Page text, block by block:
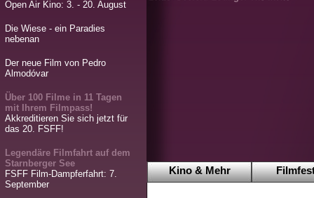
Open Air Kino: 3. - 20. August
Die Wiese - ein Paradies
nebenan
Der neue Film von Pedro
Almodóvar
Über 100 Filme in 11 Tagen
mit Ihrem Filmpass!
Akkreditieren Sie sich jetzt für
das 20. FSFF!
Legendäre Filmfahrt auf dem
Starnberger See
FSFF Film-Dampferfahrt: 7.
September
Kino & Mehr